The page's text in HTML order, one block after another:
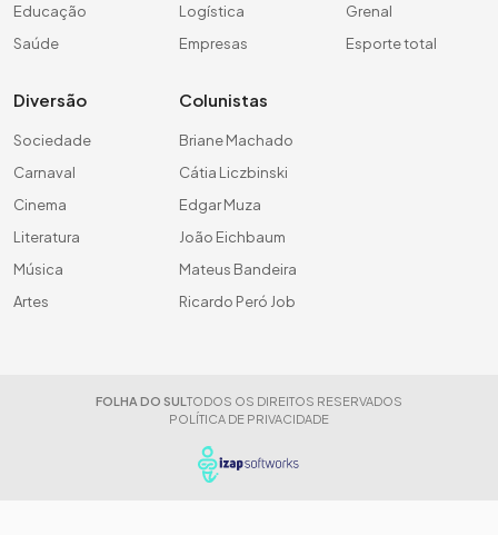
Educação
Saúde
Logística
Empresas
Grenal
Esporte total
Diversão
Sociedade
Carnaval
Cinema
Literatura
Música
Artes
Colunistas
Briane Machado
Cátia Liczbinski
Edgar Muza
João Eichbaum
Mateus Bandeira
Ricardo Peró Job
FOLHA DO SUL TODOS OS DIREITOS RESERVADOS
POLÍTICA DE PRIVACIDADE